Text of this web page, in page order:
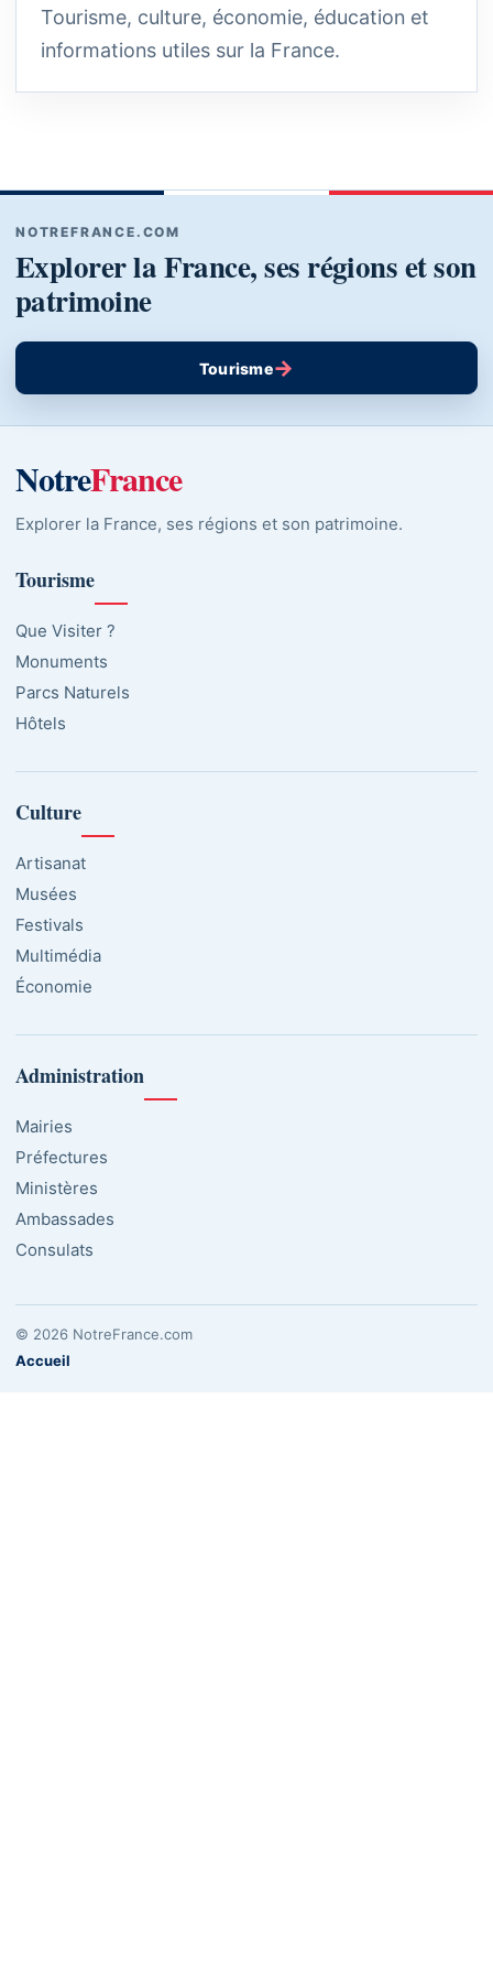
Tourisme, culture, économie, éducation et
informations utiles sur la France.
NOTREFRANCE.COM
Explorer la France, ses régions et son
patrimoine
Tourisme→
NotreFrance
Explorer la France, ses régions et son patrimoine.
Tourisme
Que Visiter ?
Monuments
Parcs Naturels
Hôtels
Culture
Artisanat
Musées
Festivals
Multimédia
Économie
Administration
Mairies
Préfectures
Ministères
Ambassades
Consulats
© 2026 NotreFrance.com
Accueil